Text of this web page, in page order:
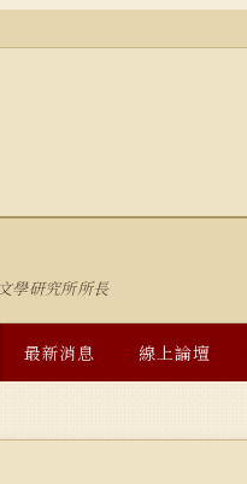
學研究所所長
最新消息 線上論壇